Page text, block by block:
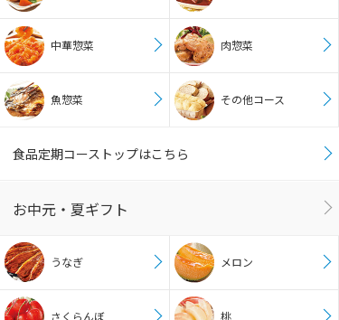
中華惣菜 肉惣菜
魚惣菜 その他コース
食品定期コーストップはこちら
お中元・夏ギフト
うなぎ メロン
さくらんぼ 桃